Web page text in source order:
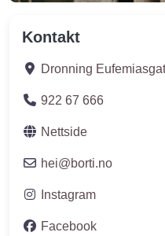
Kontakt
Dronning
922 67 666
Nettside
hei@borti.no
Instagram
Facebook